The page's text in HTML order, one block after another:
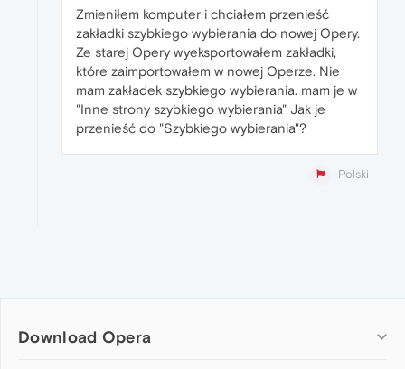
Zmieniłem komputer i chciałem przenieść
zakładki szybkiego wybierania do nowej Opery.
Ze starej Opery wyeksportowałem zakładki,
które zaimportowałem w nowej Operze. Nie
mam zakładek szybkiego wybierania. mam je w
"Inne strony szybkiego wybierania" Jak je
przenieść do "Szybkiego wybierania"?
Polski
Download Opera